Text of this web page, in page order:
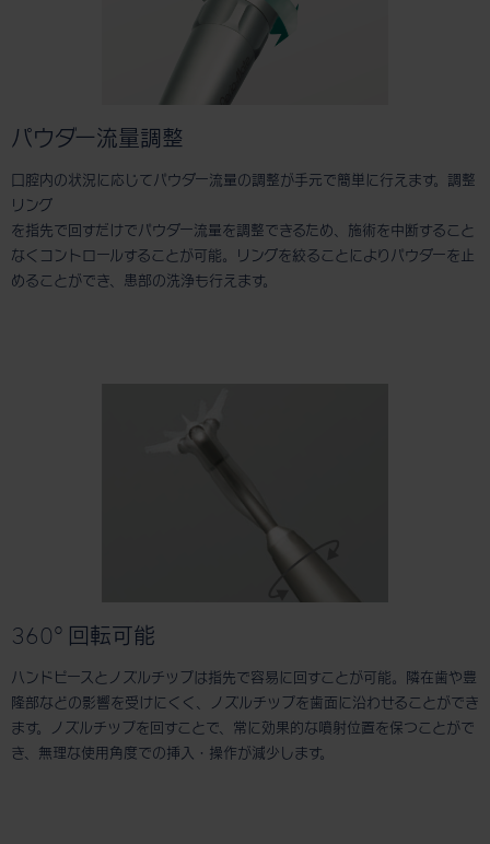
パウダー流量調整
口腔内の状況に応じてパウダー流量の調整が手元で簡単に行えます。調整
リング
を指先で回すだけでパウダー流量を調整できるため、施術を中断すること
なくコントロールすることが可能。リングを絞ることによりパウダーを止
めることができ、患部の洗浄も行えます。
360° 回転可能
ハンドピースとノズルチップは指先で容易に回すことが可能。隣在歯や豊
隆部などの影響を受けにくく、ノズルチップを歯面に沿わせることができ
ます。ノズルチップを回すことで、常に効果的な噴射位置を保つことがで
き、無理な使用角度での挿入・操作が減少します。